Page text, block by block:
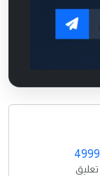
4999
تعليق